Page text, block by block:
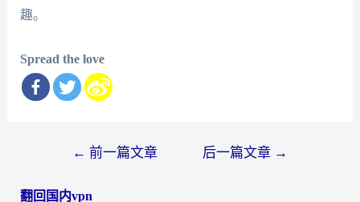
趣。
Spread the love
导
← 前一篇文章 后一篇文章 →
翻回国内vpn